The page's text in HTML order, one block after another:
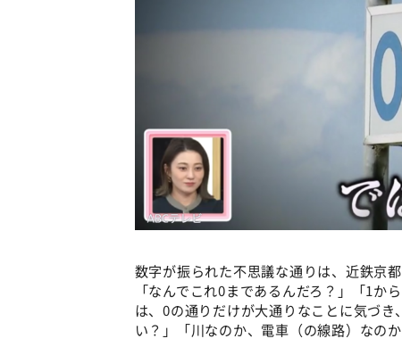
数字が振られた不思議な通りは、近鉄京
「なんでこれ0まであるんだろ？」「1
は、0の通りだけが大通りなことに気づ
い？」「川なのか、電車（の線路）なのか